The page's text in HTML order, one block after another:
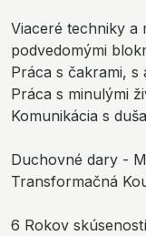
Viaceré techniky a
podvedomými
Práca s čakrami,
Práca s minulými
Komunikácia s
Duchovné dary -
Transformačná
6 Rokov skúseností